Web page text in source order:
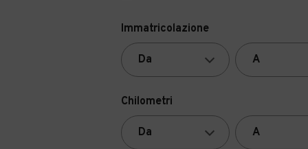
Immatricolazione
Chilometri